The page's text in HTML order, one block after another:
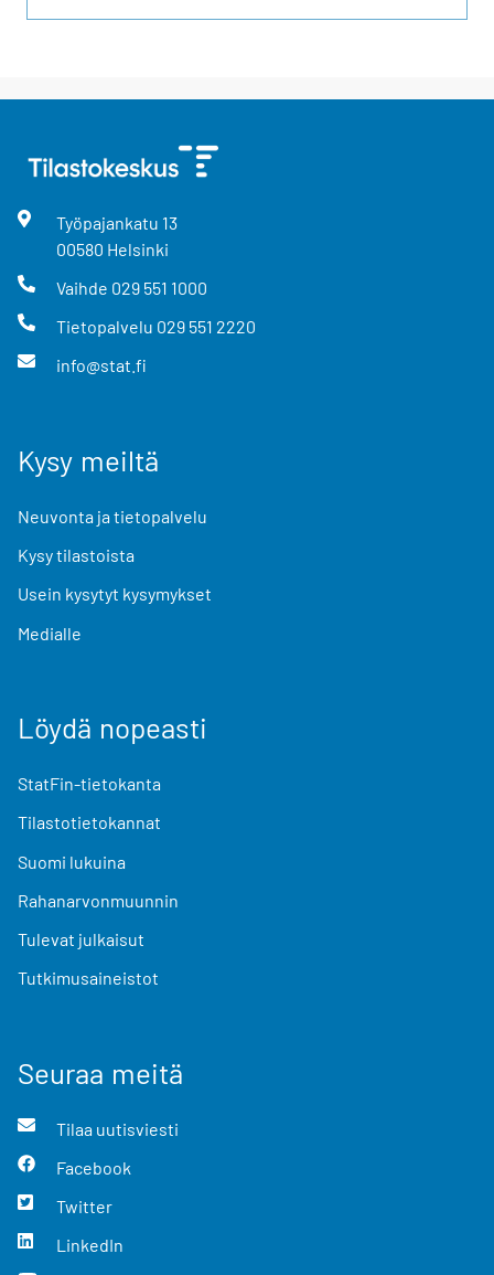
Työpajankatu 13
00580 Helsinki
Vaihde 029 551 1000
Tietopalvelu 029 551 2220
info@stat.fi
Kysy meiltä
Neuvonta ja tietopalvelu
Kysy tilastoista
Usein kysytyt kysymykset
Medialle
Löydä nopeasti
StatFin-tietokanta
Tilastotietokannat
Suomi lukuina
Rahanarvonmuunnin
Tulevat julkaisut
Tutkimusaineistot
Seuraa meitä
Tilaa uutisviesti
Facebook
Twitter
LinkedIn